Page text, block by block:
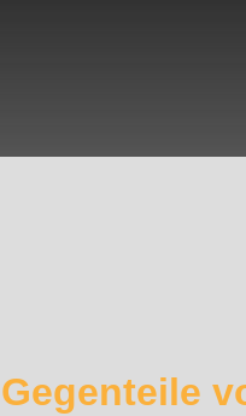
Gegenteile